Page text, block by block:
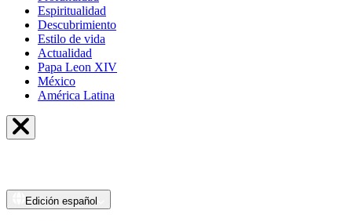
Espiritualidad
Descubrimiento
Estilo de vida
Actualidad
Papa Leon XIV
México
América Latina
Edición español